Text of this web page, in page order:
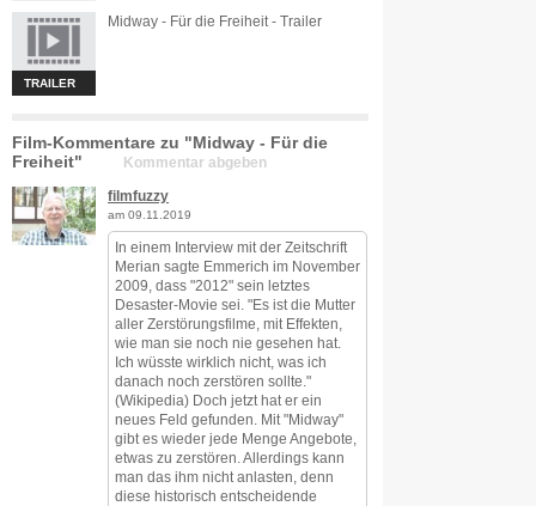
TRAILER
Midway - Für die Freiheit - Trailer
Film-Kommentare zu "Midway - Für die
Freiheit"
Kommentar abgeben
filmfuzzy
am 09.11.2019
In einem Interview mit der Zeitschrift
Merian sagte Emmerich im November
2009, dass "2012" sein letztes
Desaster-Movie sei. "Es ist die Mutter
aller Zerstörungsfilme, mit Effekten,
wie man sie noch nie gesehen hat.
Ich wüsste wirklich nicht, was ich
danach noch zerstören sollte."
(Wikipedia) Doch jetzt hat er ein
neues Feld gefunden. Mit "Midway"
gibt es wieder jede Menge Angebote,
etwas zu zerstören. Allerdings kann
man das ihm nicht anlasten, denn
diese historisch entscheidende